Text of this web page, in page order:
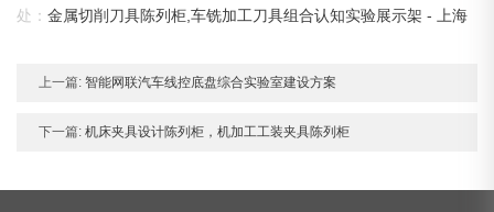
处：金属切削刀具陈列柜,车铣加工刀具组合认知实验展示架 - 上海
上一篇: 智能网联汽车线控底盘综合实验室建设方案
下一篇: 机床夹具设计陈列柜，机加工工装夹具陈列柜